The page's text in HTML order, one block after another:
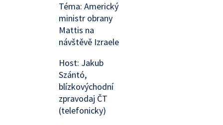
Téma: Americký
ministr obrany
Mattis na
návštěvě Izraele
Host: Jakub
Szántó,
blízkovýchodní
zpravodaj ČT
(telefonicky)